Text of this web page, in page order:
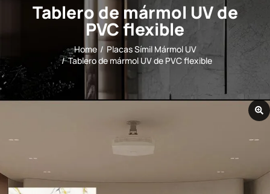
Tablero de mármol UV de
PVC flexible
You are here:Home
Placas Símil Mármol UV
Tablero de mármol UV de PVC flexible